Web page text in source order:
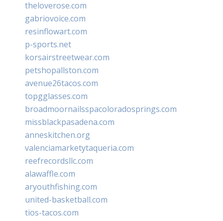
theloverose.com
gabriovoice.com
resinflowart.com
p-sports.net
korsairstreetwear.com
petshopallston.com
avenue26tacos.com
topgglasses.com
broadmoornailsspacoloradosprings.com
missblackpasadena.com
anneskitchen.org
valenciamarketytaqueria.com
reefrecordsllc.com
alawaffle.com
aryouthfishing.com
united-basketball.com
tios-tacos.com